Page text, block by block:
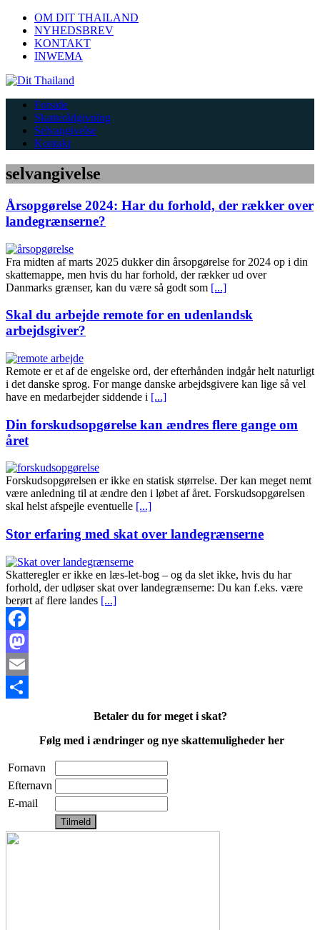
OM DIT THAILAND
NYHEDSBREV
KONTAKT
INWEMA
Forside
Skatterådgivning
Selvangivelse
Kontakt
selvangivelse
Årsopgørelse 2024: Har du forhold, der rækker over
landegrænserne?
Fra midten af marts 2025 dukker din årsopgørelse for 2024 op i din
skattemappe, men hvis du har forhold, der rækker ud over
Danmarks grænser, kan du være så godt som [...]
Skal du arbejde remote for en udenlandsk
arbejdsgiver?
Remote er et af de engelske ord, der efterhånden indgår helt naturligt
i det danske sprog. For mange danske arbejdsgivere kan lige så vel
have en medarbejder siddende i [...]
Din forskudsopgørelse kan ændres flere gange om
året
Forskudsopgørelsen er ikke en statisk størrelse. Der kan meget nemt
være anledning til at ændre den i løbet af året. Forskudsopgørelsen
skal helst afspejle eventuelle [...]
Stor erfaring med skat over landegrænserne
Skatteregler er ikke en læs-let-bog – og da slet ikke, hvis du har
forhold, der udløser skat over landegrænserne: Du kan f.eks. være
berørt af flere landes [...]
Facebook
Mastodon
Email
Betaler du for meget i skat?
Følg med i ændringer og nye skattemuligheder her
Fornavn
Efternavn
E-mail